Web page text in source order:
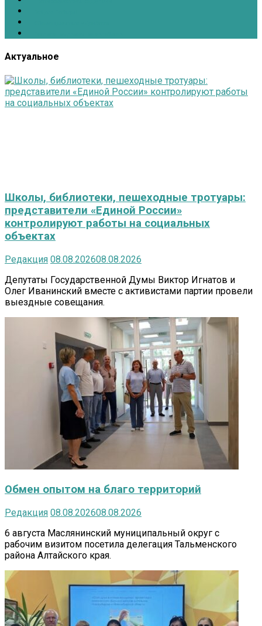
Актуальное
Школы, библиотеки, пешеходные тротуары:
представители «Единой России»
контролируют работы на социальных
объектах
Редакция 08.08.202608.08.2026
Депутаты Государственной Думы Виктор Игнатов и
Олег Иванинский вместе с активистами партии провели
выездные совещания.
Обмен опытом на благо территорий
Редакция 08.08.202608.08.2026
6 августа Маслянинский муниципальный округ с
рабочим визитом посетила делегация Тальменского
района Алтайского края.